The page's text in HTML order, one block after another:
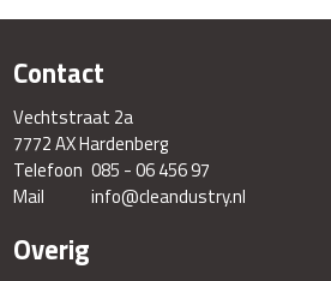
Contact
Vechtstraat 2a
7772 AX Hardenberg
Telefoon 085 - 06 456 97
Mail
info@cleandustry.nl
Overig